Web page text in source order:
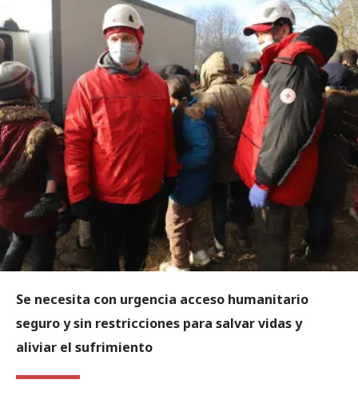
Se necesita con urgencia acceso humanitario
seguro y sin restricciones para salvar vidas y
aliviar el sufrimiento